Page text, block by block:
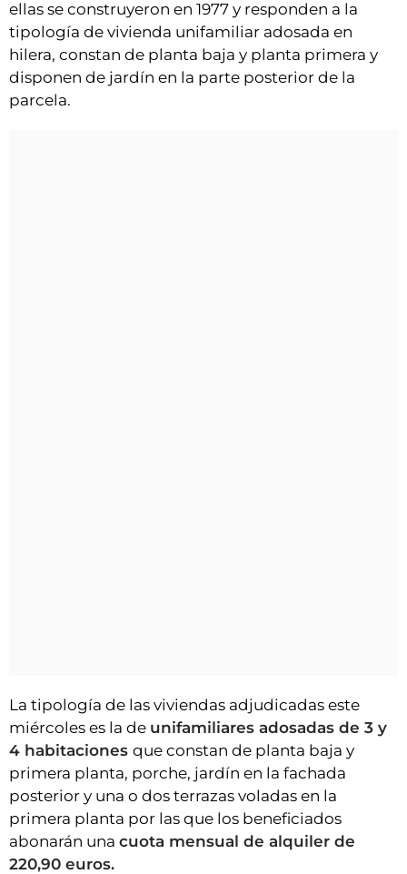
ellas se construyeron en 1977 y responden a la
tipología de vivienda unifamiliar adosada en
hilera, constan de planta baja y planta primera y
disponen de jardín en la parte posterior de la
parcela.
La tipología de las viviendas adjudicadas este
miércoles es la de unifamiliares adosadas de 3 y
4 habitaciones que constan de planta baja y
primera planta, porche, jardín en la fachada
posterior y una o dos terrazas voladas en la
primera planta por las que los beneficiados
abonarán una cuota mensual de alquiler de
220,90 euros.